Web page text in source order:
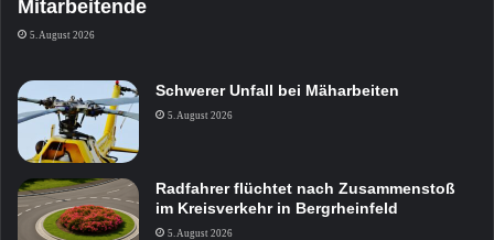
Mitarbeitende
5. August 2026
Schwerer Unfall bei Mäharbeiten
5. August 2026
Radfahrer flüchtet nach Zusammenstoß
im Kreisverkehr in Bergrheinfeld
5. August 2026